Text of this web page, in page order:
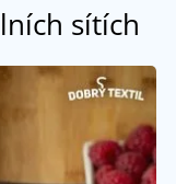
sítích